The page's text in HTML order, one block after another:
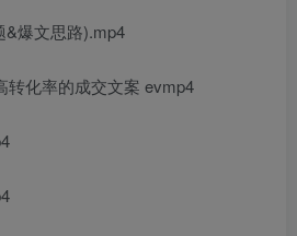
&爆文思路).mp4
转化率的成交文案 evmp4